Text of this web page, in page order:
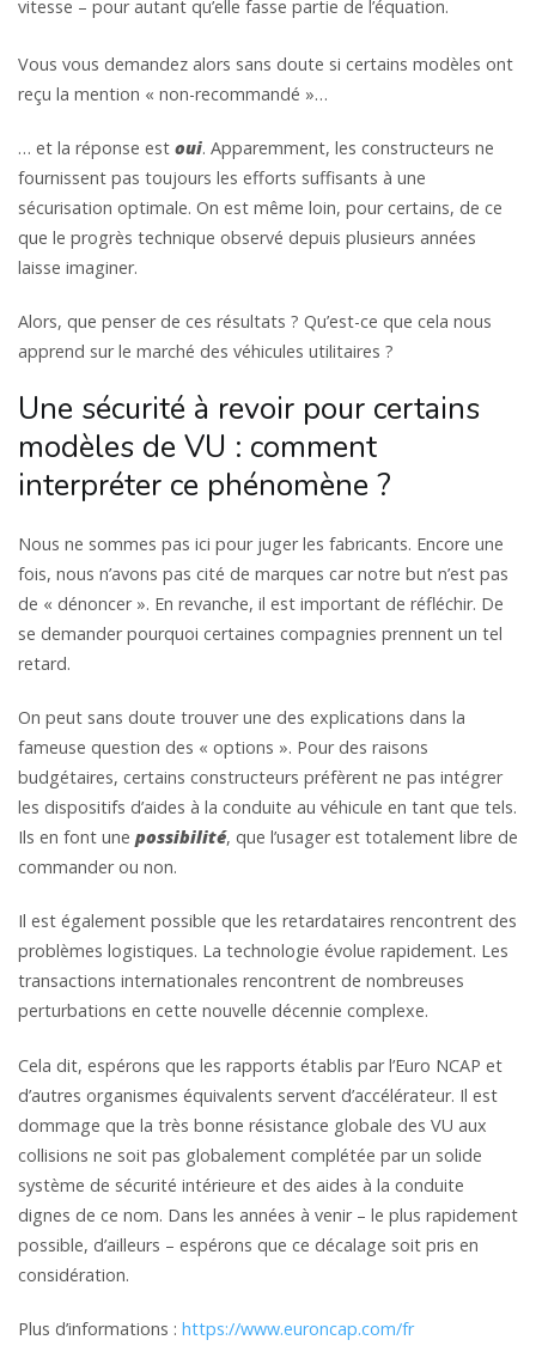
vitesse – pour autant qu’elle fasse partie de l’équation.
Vous vous demandez alors sans doute si certains modèles ont
reçu la mention « non-recommandé »…
… et la réponse est oui. Apparemment, les constructeurs ne
fournissent pas toujours les efforts suffisants à une
sécurisation optimale. On est même loin, pour certains, de ce
que le progrès technique observé depuis plusieurs années
laisse imaginer.
Alors, que penser de ces résultats ? Qu’est-ce que cela nous
apprend sur le marché des véhicules utilitaires ?
Une sécurité à revoir pour certains
modèles de VU : comment
interpréter ce phénomène ?
Nous ne sommes pas ici pour juger les fabricants. Encore une
fois, nous n’avons pas cité de marques car notre but n’est pas
de « dénoncer ». En revanche, il est important de réfléchir. De
se demander pourquoi certaines compagnies prennent un tel
retard.
On peut sans doute trouver une des explications dans la
fameuse question des « options ». Pour des raisons
budgétaires, certains constructeurs préfèrent ne pas intégrer
les dispositifs d’aides à la conduite au véhicule en tant que tels.
Ils en font une possibilité, que l’usager est totalement libre de
commander ou non.
Il est également possible que les retardataires rencontrent des
problèmes logistiques. La technologie évolue rapidement. Les
transactions internationales rencontrent de nombreuses
perturbations en cette nouvelle décennie complexe.
Cela dit, espérons que les rapports établis par l’Euro NCAP et
d’autres organismes équivalents servent d’accélérateur. Il est
dommage que la très bonne résistance globale des VU aux
collisions ne soit pas globalement complétée par un solide
système de sécurité intérieure et des aides à la conduite
dignes de ce nom. Dans les années à venir – le plus rapidement
possible, d’ailleurs – espérons que ce décalage soit pris en
considération.
Plus d’informations : https://www.euroncap.com/fr